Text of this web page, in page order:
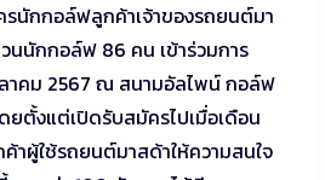
นักกอล์ฟลูกค้าเจ้าของรถยนต์มา
นนักกอล์ฟ 86 คน เข้าร่วมการ
าคม 2567 ณ สนามอัลไพน์ กอล์ฟ
ตั้งแต่เปิดรับสมัครไปเมื่อเดือน
าผู้ใช้รถยนต์มาสด้าให้ความสนใจ